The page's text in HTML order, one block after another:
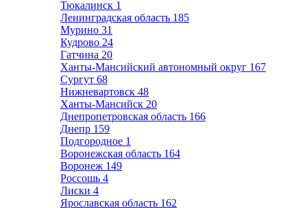
Тюкалинск 1
Ленинградская область 185
Мурино 31
Кудрово 24
Гатчина 20
Ханты-Мансийский автономный округ 167
Сургут 68
Нижневартовск 48
Ханты-Мансийск 20
Днепропетровская область 166
Днепр 159
Подгородное 1
Воронежская область 164
Воронеж 149
Россошь 4
Лиски 4
Ярославская область 162